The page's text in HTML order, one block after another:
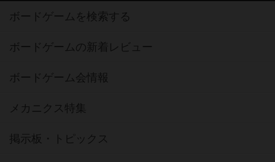
ボードゲームを検索する
ボードゲームの新着レビュー
ボードゲーム会情報
メカニクス特集
掲示板・トピックス